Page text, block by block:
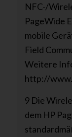
NFC-/
PageWide
mobile
Field
Weitere
http://
9 Die
dem HP